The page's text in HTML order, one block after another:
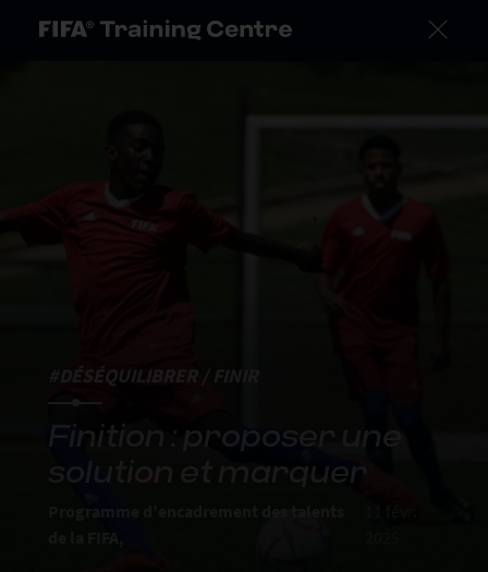
#DÉSÉQUILIBRER / FINIR
Finition : proposer une
solution et marquer